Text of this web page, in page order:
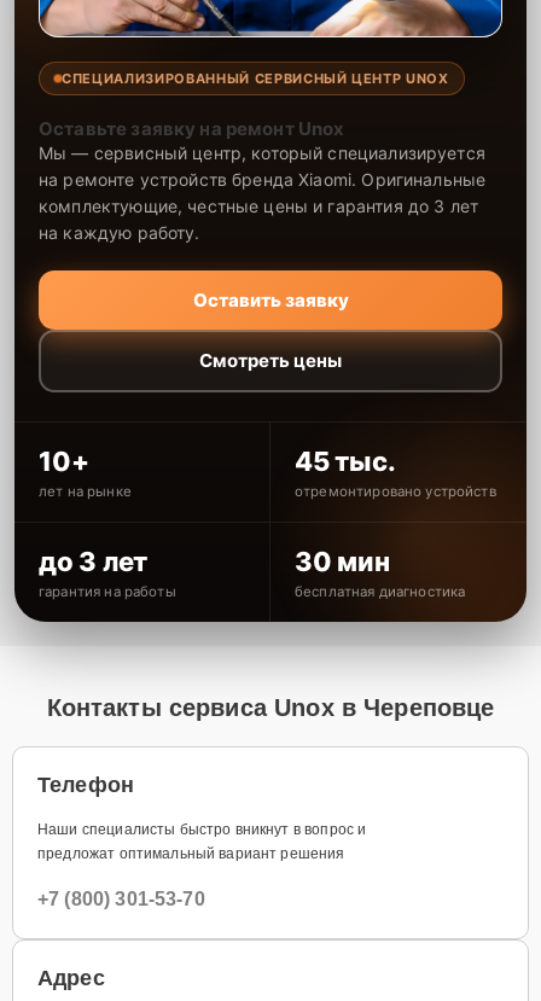
СПЕЦИАЛИЗИРОВАННЫЙ СЕРВИСНЫЙ ЦЕНТР UNOX
Оставьте заявку на ремонт Unox
Мы — сервисный центр, который специализируется
на ремонте устройств бренда Xiaomi. Оригинальные
комплектующие, честные цены и гарантия до 3 лет
на каждую работу.
Оставить заявку
Смотреть цены
10+
лет на рынке
45 тыс.
отремонтировано устройств
до 3 лет
гарантия на работы
30 мин
бесплатная диагностика
Контакты сервиса Unox в Череповце
Телефон
Наши специалисты быстро вникнут в вопрос и
предложат оптимальный вариант решения
+7 (800) 301-53-70
Адрес